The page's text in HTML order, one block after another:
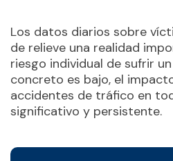
Los datos diarios sobre
de relieve una realidad
riesgo individual de sufrir
concreto es bajo, el
accidentes de tráfico en
significativo y persistente.